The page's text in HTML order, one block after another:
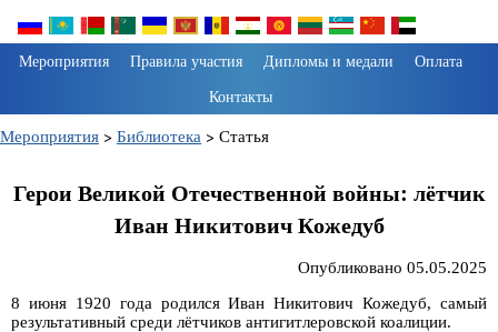
Пропустить
навигацию
Мероприятия Правила участия Дипломы и медали
Оплата
Контакты
Мероприятия > Библиотека > Статья
Герои Великой Отечественной войны: лётчик
Иван Никитович Кожедуб
Опубликовано 05.05.2025
8 июня 1920 года родился Иван Никитович Кожедуб, самый
результативный среди лётчиков антигитлеровской коалиции.